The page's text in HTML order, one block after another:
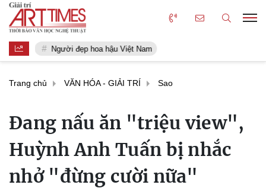
Người đẹp hoa hậu Việt Nam
Trang chủ VĂN HÓA - GIẢI TRÍ Sao
Đang nấu ăn "triệu view",
Huỳnh Anh Tuấn bị nhắc
nhở "đừng cười nữa"